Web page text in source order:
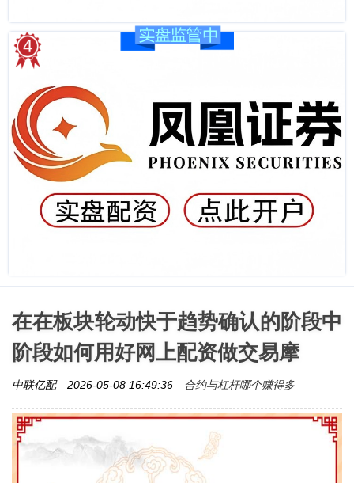
在在板块轮动快于趋势确认的阶段中
阶段如何用好网上配资做交易摩
中联亿配 2026-05-08 16:49:36 合约与杠杆哪个赚得多